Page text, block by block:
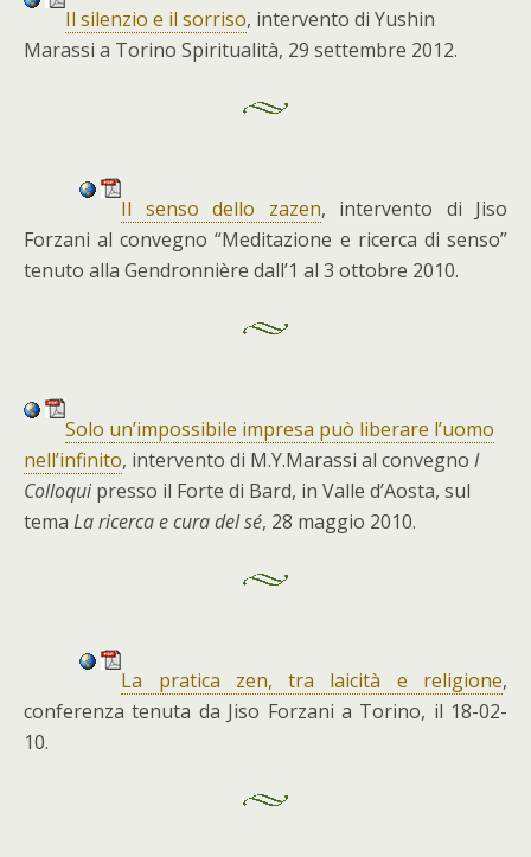
Il silenzio e il sorriso, intervento di Yushin
Marassi a Torino Spiritualità, 29 settembre 2012.
Il senso dello zazen, intervento di Jiso
Forzani al convegno “Meditazione e ricerca di senso”
tenuto alla Gendronnière dall’1 al 3 ottobre 2010.
Solo un’impossibile impresa può liberare l’uomo
nell’infinito, intervento di M.Y.Marassi al convegno I
Colloquipresso il Forte di Bard, in Valle d’Aosta, sul
tema La ricerca e cura del sé, 28 maggio 2010.
La pratica zen, tra laicità e religione,
conferenza tenuta da Jiso Forzani a Torino, il 18-02-
10.